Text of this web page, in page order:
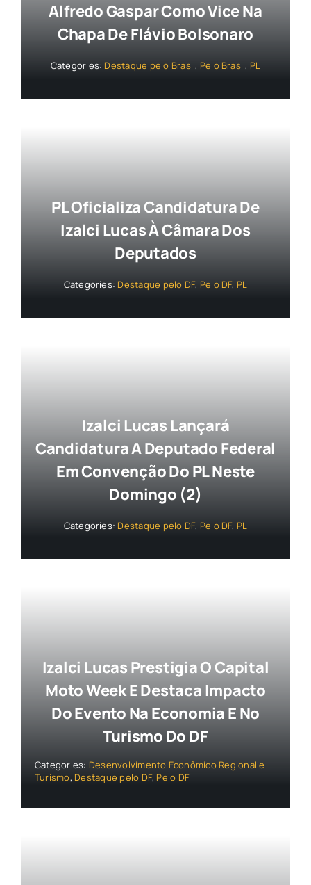
Alfredo Gaspar Como Vice Na
Chapa De Flávio Bolsonaro
Categories: Destaque pelo Brasil, Pelo Brasil, PL
PL Oficializa Candidatura De
Izalci Lucas À Câmara Dos
Deputados
Categories: Destaque pelo DF, Pelo DF, PL
Izalci Lucas Lançará
Candidatura A Deputado Federal
Em Convenção Do PL Neste
Domingo (2)
Categories: Destaque pelo DF, Pelo DF, PL
Izalci Lucas Prestigia O Capital
Moto Week E Destaca Impacto
Do Evento Na Economia E No
Turismo Do DF
Categories: Desenvolvimento Econômico Regional e
Turismo, Destaque pelo DF, Pelo DF